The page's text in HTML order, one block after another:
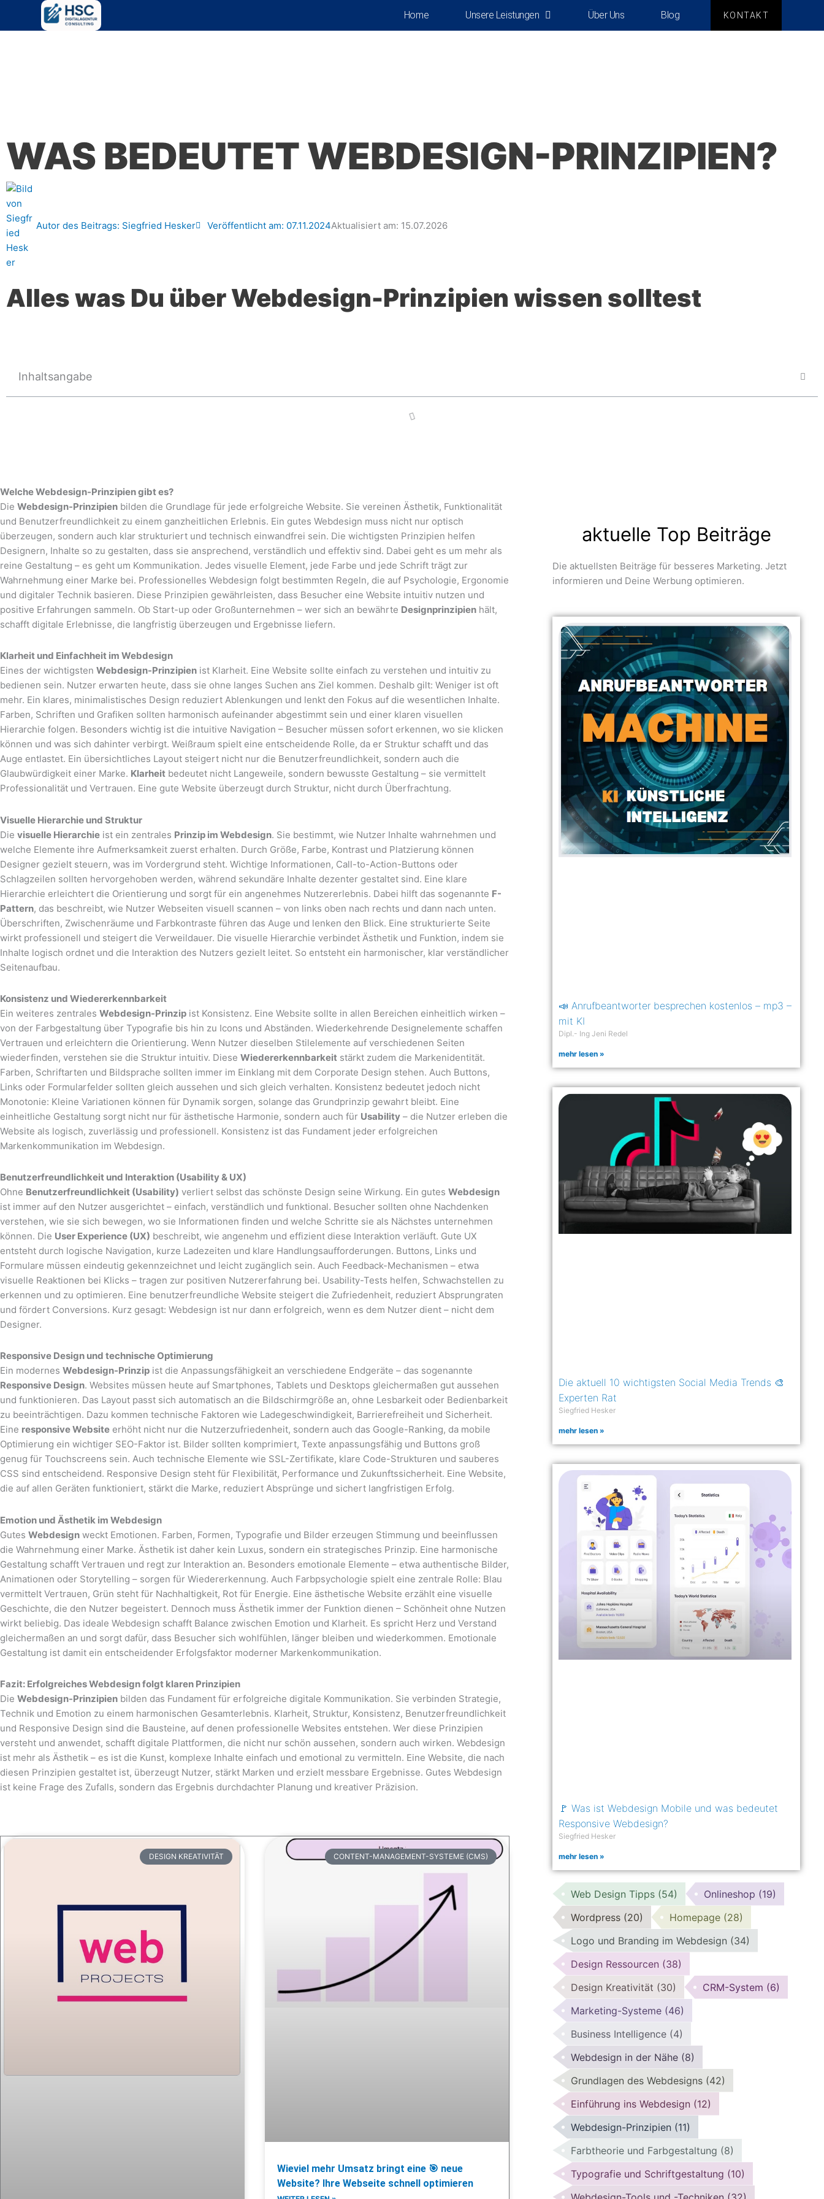
Home Unsere Leistungen Über Uns Blog KONTAKT
WAS BEDEUTET WEBDESIGN-PRINZIPIEN?
Autor des Beitrags: Siegfried Hesker Veröffentlicht am: 07.11.2024Aktualisiert am: 15.07.2026
Alles was Du über Webdesign-Prinzipien wissen solltest
Inhaltsangabe
Welche Webdesign-Prinzipien gibt es?
Die Webdesign-Prinzipien bilden die Grundlage für jede erfolgreiche Website. Sie vereinen Ästhetik, Funktionalität
und Benutzerfreundlichkeit zu einem ganzheitlichen Erlebnis. Ein gutes Webdesign muss nicht nur optisch
überzeugen, sondern auch klar strukturiert und technisch einwandfrei sein. Die wichtigsten Prinzipien helfen
Designern, Inhalte so zu gestalten, dass sie ansprechend, verständlich und effektiv sind. Dabei geht es um mehr als
reine Gestaltung – es geht um Kommunikation. Jedes visuelle Element, jede Farbe und jede Schrift trägt zur
Wahrnehmung einer Marke bei. Professionelles Webdesign folgt bestimmten Regeln, die auf Psychologie, Ergonomie
und digitaler Technik basieren. Diese Prinzipien gewährleisten, dass Besucher eine Website intuitiv nutzen und
positive Erfahrungen sammeln. Ob Start-up oder Großunternehmen – wer sich an bewährte Designprinzipien hält,
schafft digitale Erlebnisse, die langfristig überzeugen und Ergebnisse liefern.
Klarheit und Einfachheit im Webdesign
Eines der wichtigsten Webdesign-Prinzipien ist Klarheit. Eine Website sollte einfach zu verstehen und intuitiv zu
bedienen sein. Nutzer erwarten heute, dass sie ohne langes Suchen ans Ziel kommen. Deshalb gilt: Weniger ist oft
mehr. Ein klares, minimalistisches Design reduziert Ablenkungen und lenkt den Fokus auf die wesentlichen Inhalte.
Farben, Schriften und Grafiken sollten harmonisch aufeinander abgestimmt sein und einer klaren visuellen
Hierarchie folgen. Besonders wichtig ist die intuitive Navigation – Besucher müssen sofort erkennen, wo sie klicken
können und was sich dahinter verbirgt. Weißraum spielt eine entscheidende Rolle, da er Struktur schafft und das
Auge entlastet. Ein übersichtliches Layout steigert nicht nur die Benutzerfreundlichkeit, sondern auch die
Glaubwürdigkeit einer Marke. Klarheit bedeutet nicht Langeweile, sondern bewusste Gestaltung – sie vermittelt
Professionalität und Vertrauen. Eine gute Website überzeugt durch Struktur, nicht durch Überfrachtung.
Visuelle Hierarchie und Struktur
Die visuelle Hierarchie ist ein zentrales Prinzip im Webdesign. Sie bestimmt, wie Nutzer Inhalte wahrnehmen und
welche Elemente ihre Aufmerksamkeit zuerst erhalten. Durch Größe, Farbe, Kontrast und Platzierung können
Designer gezielt steuern, was im Vordergrund steht. Wichtige Informationen, Call-to-Action-Buttons oder
Schlagzeilen sollten hervorgehoben werden, während sekundäre Inhalte dezenter gestaltet sind. Eine klare
Hierarchie erleichtert die Orientierung und sorgt für ein angenehmes Nutzererlebnis. Dabei hilft das sogenannte F-
Pattern, das beschreibt, wie Nutzer Webseiten visuell scannen – von links oben nach rechts und dann nach unten.
Überschriften, Zwischenräume und Farbkontraste führen das Auge und lenken den Blick. Eine strukturierte Seite
wirkt professionell und steigert die Verweildauer. Die visuelle Hierarchie verbindet Ästhetik und Funktion, indem sie
Inhalte logisch ordnet und die Interaktion des Nutzers gezielt leitet. So entsteht ein harmonischer, klar verständlicher
Seitenaufbau.
Konsistenz und Wiedererkennbarkeit
Ein weiteres zentrales Webdesign-Prinzip ist Konsistenz. Eine Website sollte in allen Bereichen einheitlich wirken –
von der Farbgestaltung über Typografie bis hin zu Icons und Abständen. Wiederkehrende Designelemente schaffen
Vertrauen und erleichtern die Orientierung. Wenn Nutzer dieselben Stilelemente auf verschiedenen Seiten
wiederfinden, verstehen sie die Struktur intuitiv. Diese Wiedererkennbarkeit stärkt zudem die Markenidentität.
Farben, Schriftarten und Bildsprache sollten immer im Einklang mit dem Corporate Design stehen. Auch Buttons,
Links oder Formularfelder sollten gleich aussehen und sich gleich verhalten. Konsistenz bedeutet jedoch nicht
Monotonie: Kleine Variationen können für Dynamik sorgen, solange das Grundprinzip gewahrt bleibt. Eine
einheitliche Gestaltung sorgt nicht nur für ästhetische Harmonie, sondern auch für Usability – die Nutzer erleben die
Website als logisch, zuverlässig und professionell. Konsistenz ist das Fundament jeder erfolgreichen
Markenkommunikation im Webdesign.
Benutzerfreundlichkeit und Interaktion (Usability & UX)
Ohne Benutzerfreundlichkeit (Usability) verliert selbst das schönste Design seine Wirkung. Ein gutes Webdesign
ist immer auf den Nutzer ausgerichtet – einfach, verständlich und funktional. Besucher sollten ohne Nachdenken
verstehen, wie sie sich bewegen, wo sie Informationen finden und welche Schritte sie als Nächstes unternehmen
können. Die User Experience (UX) beschreibt, wie angenehm und effizient diese Interaktion verläuft. Gute UX
entsteht durch logische Navigation, kurze Ladezeiten und klare Handlungsaufforderungen. Buttons, Links und
Formulare müssen eindeutig gekennzeichnet und leicht zugänglich sein. Auch Feedback-Mechanismen – etwa
visuelle Reaktionen bei Klicks – tragen zur positiven Nutzererfahrung bei. Usability-Tests helfen, Schwachstellen zu
erkennen und zu optimieren. Eine benutzerfreundliche Website steigert die Zufriedenheit, reduziert Absprungraten
und fördert Conversions. Kurz gesagt: Webdesign ist nur dann erfolgreich, wenn es dem Nutzer dient – nicht dem
Designer.
Responsive Design und technische Optimierung
Ein modernes Webdesign-Prinzip ist die Anpassungsfähigkeit an verschiedene Endgeräte – das sogenannte
Responsive Design. Websites müssen heute auf Smartphones, Tablets und Desktops gleichermaßen gut aussehen
und funktionieren. Das Layout passt sich automatisch an die Bildschirmgröße an, ohne Lesbarkeit oder Bedienbarkeit
zu beeinträchtigen. Dazu kommen technische Faktoren wie Ladegeschwindigkeit, Barrierefreiheit und Sicherheit.
Eine responsive Website erhöht nicht nur die Nutzerzufriedenheit, sondern auch das Google-Ranking, da mobile
Optimierung ein wichtiger SEO-Faktor ist. Bilder sollten komprimiert, Texte anpassungsfähig und Buttons groß
genug für Touchscreens sein. Auch technische Elemente wie SSL-Zertifikate, klare Code-Strukturen und sauberes
CSS sind entscheidend. Responsive Design steht für Flexibilität, Performance und Zukunftssicherheit. Eine Website,
die auf allen Geräten funktioniert, stärkt die Marke, reduziert Absprünge und sichert langfristigen Erfolg.
Emotion und Ästhetik im Webdesign
Gutes Webdesign weckt Emotionen. Farben, Formen, Typografie und Bilder erzeugen Stimmung und beeinflussen
die Wahrnehmung einer Marke. Ästhetik ist daher kein Luxus, sondern ein strategisches Prinzip. Eine harmonische
Gestaltung schafft Vertrauen und regt zur Interaktion an. Besonders emotionale Elemente – etwa authentische Bilder,
Animationen oder Storytelling – sorgen für Wiedererkennung. Auch Farbpsychologie spielt eine zentrale Rolle: Blau
vermittelt Vertrauen, Grün steht für Nachhaltigkeit, Rot für Energie. Eine ästhetische Website erzählt eine visuelle
Geschichte, die den Nutzer begeistert. Dennoch muss Ästhetik immer der Funktion dienen – Schönheit ohne Nutzen
wirkt beliebig. Das ideale Webdesign schafft Balance zwischen Emotion und Klarheit. Es spricht Herz und Verstand
gleichermaßen an und sorgt dafür, dass Besucher sich wohlfühlen, länger bleiben und wiederkommen. Emotionale
Gestaltung ist damit ein entscheidender Erfolgsfaktor moderner Markenkommunikation.
Fazit: Erfolgreiches Webdesign folgt klaren Prinzipien
Die Webdesign-Prinzipien bilden das Fundament für erfolgreiche digitale Kommunikation. Sie verbinden Strategie,
Technik und Emotion zu einem harmonischen Gesamterlebnis. Klarheit, Struktur, Konsistenz, Benutzerfreundlichkeit
und Responsive Design sind die Bausteine, auf denen professionelle Websites entstehen. Wer diese Prinzipien
versteht und anwendet, schafft digitale Plattformen, die nicht nur schön aussehen, sondern auch wirken. Webdesign
ist mehr als Ästhetik – es ist die Kunst, komplexe Inhalte einfach und emotional zu vermitteln. Eine Website, die nach
diesen Prinzipien gestaltet ist, überzeugt Nutzer, stärkt Marken und erzielt messbare Ergebnisse. Gutes Webdesign
ist keine Frage des Zufalls, sondern das Ergebnis durchdachter Planung und kreativer Präzision.
DESIGN KREATIVITÄT CONTENT-MANAGEMENT-SYSTEME (CMS)
Wieviel mehr Umsatz bringt eine 🎯 neue
Website? Ihre Webseite schnell optimieren
aktuelle Top Beiträge
Die aktuellsten Beiträge für besseres Marketing. Jetzt
informieren und Deine Werbung optimieren.
📣 Anrufbeantworter besprechen kostenlos – mp3 –
mit KI
Dipl.- Ing Jeni Redel
mehr lesen »
Die aktuell 10 wichtigsten Social Media Trends​ 🎨
Experten Rat
Siegfried Hesker
mehr lesen »
🚩 Was ist Webdesign Mobile und was bedeutet
Responsive Webdesign?
Siegfried Hesker
mehr lesen »
Web Design Tipps (54) Onlineshop (19)
Wordpress (20) Homepage (28)
Logo und Branding im Webdesign (34)
Design Ressourcen (38)
Design Kreativität (30) CRM-System (6)
Marketing-Systeme (46)
Business Intelligence (4)
Webdesign in der Nähe (8)
Grundlagen des Webdesigns (42)
Einführung ins Webdesign (12)
Webdesign-Prinzipien (11)
Farbtheorie und Farbgestaltung (8)
Typografie und Schriftgestaltung (10)